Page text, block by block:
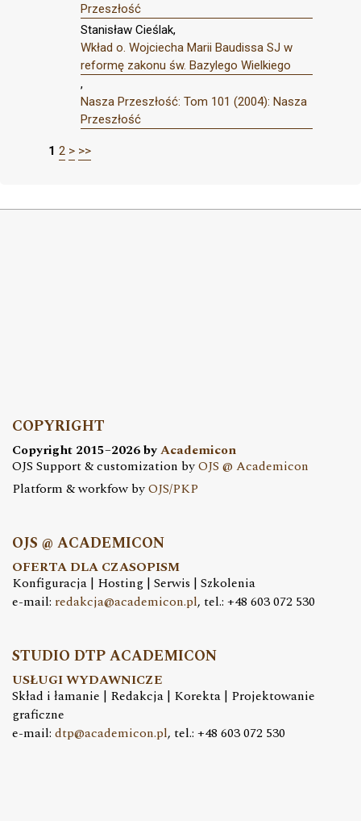
Przeszłość
Stanisław Cieślak,
Wkład o. Wojciecha Marii Baudissa SJ w
reformę zakonu św. Bazylego Wielkiego
,
Nasza Przeszłość: Tom 101 (2004): Nasza
Przeszłość
1 2 > >>
COPYRIGHT
Copyright 2015–2026 byAcademicon
OJS Support & customization byOJS @ Academicon
Platform & workfow byOJS/PKP
OJS @ ACADEMICON
OFERTA DLA CZASOPISM
Konfiguracja | Hosting | Serwis | Szkolenia
e-mail: redakcja@academicon.pl, tel.: +48 603 072 530
STUDIO DTP ACADEMICON
USŁUGI WYDAWNICZE
Skład i łamanie | Redakcja | Korekta | Projektowanie
graficzne
e-mail: dtp@academicon.pl, tel.: +48 603 072 530